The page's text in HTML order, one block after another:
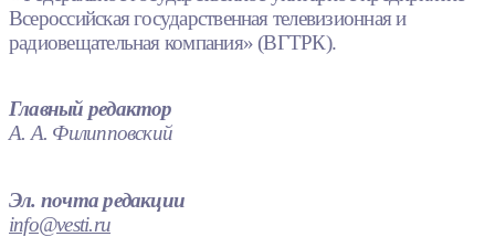
Всероссийская государственная телевизионная и
радиовещательная компания» (ВГТРК).
Главный редактор
А. А. Филипповский
Эл. почта редакции
info@vesti.ru